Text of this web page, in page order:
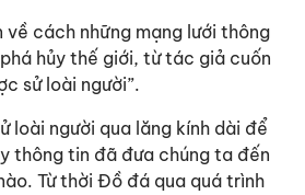
cách những mạng lưới thông
hủy thế giới, từ tác giả cuốn
sử loài người”.
loài người qua lăng kính dài để
thông tin đã đưa chúng ta đến
Từ thời Đồ đá qua quá trình